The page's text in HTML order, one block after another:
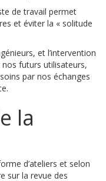
de travail permet
et éviter la « solitude
et l’intervention
nos futurs utilisateurs,
par nos échanges
la
d’ateliers et selon
sur la revue des